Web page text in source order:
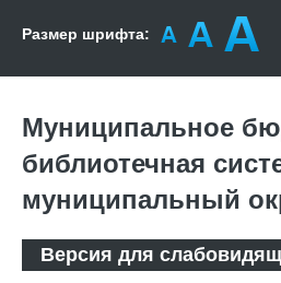
Размер шрифта:
Муниципальное
библиотечная
муниципальный
Версия для